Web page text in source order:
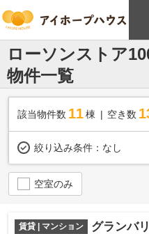
ローソンストア
物件一覧
該当物件数 11棟 空き数
絞り込み条件： なし
空室のみ
賃貸 | マンション グランバ